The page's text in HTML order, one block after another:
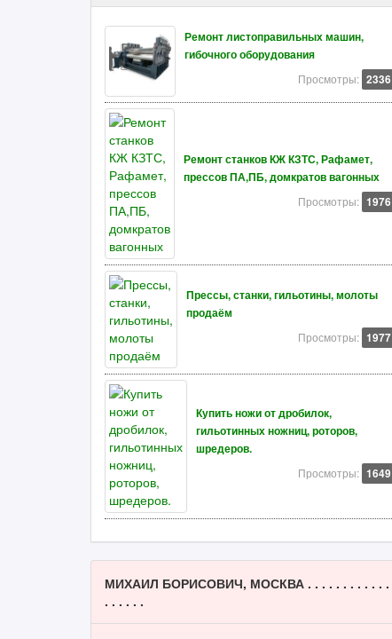
Ремонт листоправильных машин,
гибочного оборудования
Просмотры: 2336
Ремонт станков КЖ КЗТС, Рафамет,
прессов ПА,ПБ, домкратов вагонных
Просмотры: 1976
Прессы, станки, гильотины, молоты
продаём
Просмотры: 1977
Купить ножи от дробилок,
гильотинных ножниц, роторов,
шредеров.
Просмотры: 1649
МИХАИЛ БОРИСОВИЧ, МОСКВА . . . . . . . . . . . .
. . . . . .